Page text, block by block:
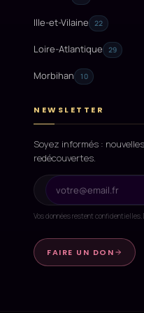
Ille-et-Vilaine 22
Loire-Atlantique 29
Morbihan 10
NEWSLETTER
Soyez informés :
redécouvertes.
Vos données restent confidentielles.
FAIRE UN DON